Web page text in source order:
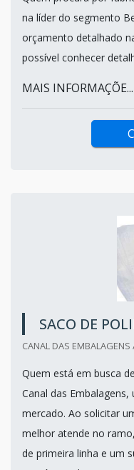
na líder do segmento
orçamento detalhado
possível conhecer
MAIS INFORMAÇÕE...
SACO DE
CANAL DAS EMBALAGENS
Quem está em busca
Canal das
mercado. Ao solicitar
melhor atende no
de primeira linha e um